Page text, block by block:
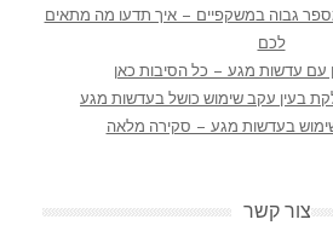
גבוה במשקפיים – איך תדעו מה מתאים
לכם
עם עדשות מגע – כל הסיבות כאן
בעין עקב שימוש כושל בעדשות מגע
בעדשות מגע – סקירה מלאה
צור קשר